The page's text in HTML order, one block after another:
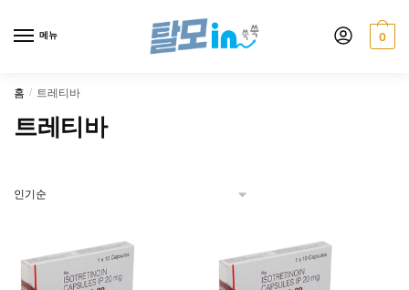
메뉴 0
홈 / 트레티바
트레티바